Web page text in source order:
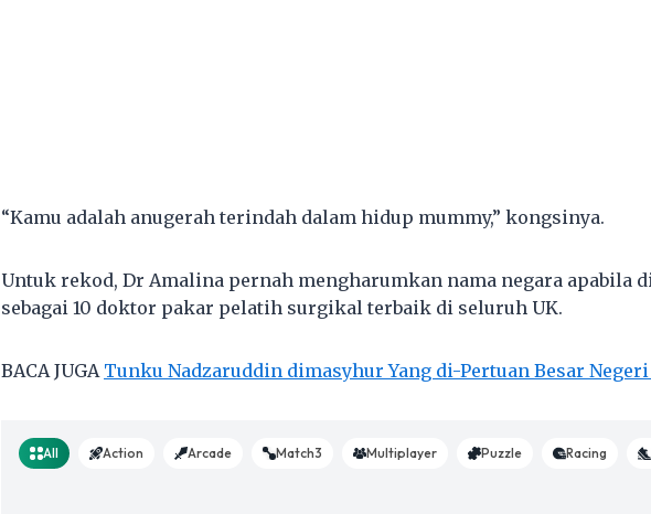
“Kamu adalah anugerah terindah dalam hidup mummy,” kongsinya.
Untuk rekod, Dr Amalina pernah mengharumkan nama negara apabila
sebagai 10 doktor pakar pelatih surgikal terbaik di seluruh UK.
BACA JUGA Tunku Nadzaruddin dimasyhur Yang di-Pertuan Besar Negeri